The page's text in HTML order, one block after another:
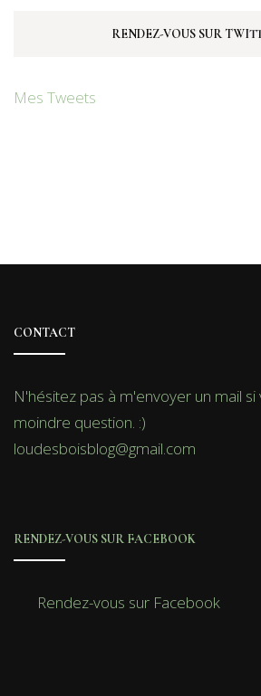
RENDEZ-VOUS SUR
Mes Tweets
CONTACT
N'hésitez pas à m'envoyer un mail si
moindre question. :)
loudesboisblog@gmail.com
RENDEZ-VOUS SUR FACEBOOK
Rendez-vous sur Facebook